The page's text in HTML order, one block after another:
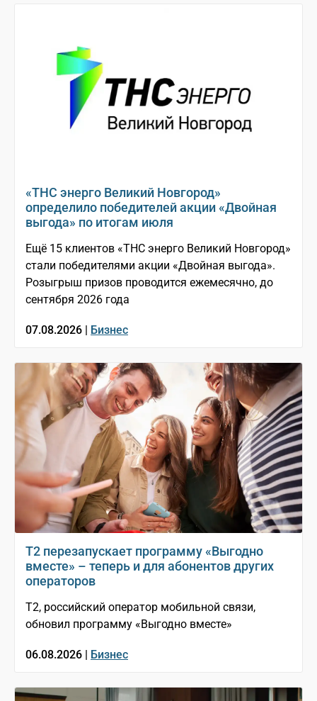
«ТНС энерго Великий Новгород»
определило победителей акции «Двойная
выгода» по итогам июля
Ещё 15 клиентов «ТНС энерго Великий Новгород»
стали победителями акции «Двойная выгода».
Розыгрыш призов проводится ежемесячно, до
сентября 2026 года
07.08.2026 | Бизнес
Т2 перезапускает программу «Выгодно
вместе» – теперь и для абонентов других
операторов
T2, российский оператор мобильной связи,
обновил программу «Выгодно вместе»
06.08.2026 | Бизнес